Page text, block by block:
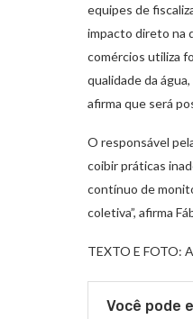
equipes de
impacto direto na
comércios utiliza
qualidade da
afirma que será
O responsável
coibir práticas
contínuo de
coletiva”, afirma
TEXTO E FOTO:
Você pode